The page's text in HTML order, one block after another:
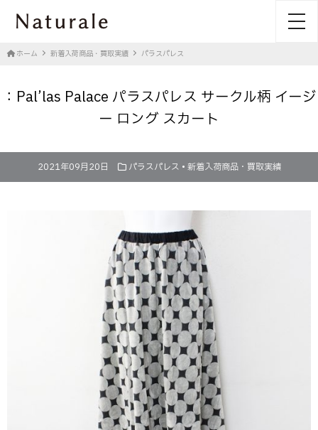
ホーム 新着入荷商品・買取実績 パラスパレス
：Pal’las Palace パラスパレス サークル柄 イージ
ー ロング スカート
2021年09月20日 パラスパレス • 新着入荷商品・買取実績